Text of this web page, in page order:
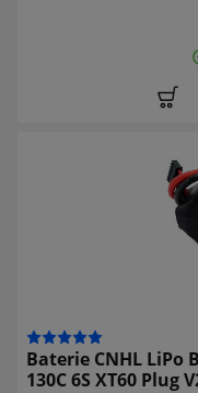
Baterie CNHL LiPo
130C 6S XT60 Plug